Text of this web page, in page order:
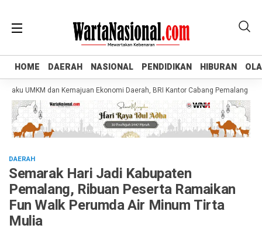
HOME DAERAH NASIONAL PENDIDIKAN HIBURAN
HOME DAERAH NASIONAL PENDIDIKAN HIBURAN
UMKM dan Kemajuan Ekonomi Daerah, BRI Kantor Cabang Pemalang
DAERAH
Semarak Hari Jadi Kabupaten
Pemalang, Ribuan Peserta Ramaikan
Fun Walk Perumda Air Minum Tirta
Mulia